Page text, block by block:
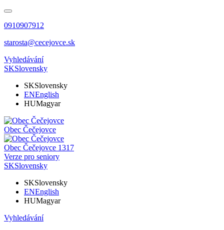
0910907912
starosta@cecejovce.sk
Vyhledávání
SKSlovensky
SKSlovensky
ENEnglish
HUMagyar
Obec Čečejovce
Obec Čečejovce 1317
Verze pro seniory
SKSlovensky
SKSlovensky
ENEnglish
HUMagyar
Vyhledávání